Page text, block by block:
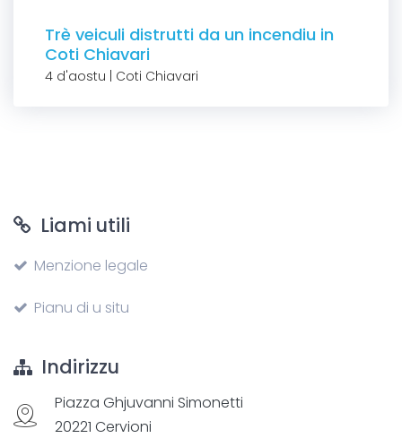
Trè veiculi distrutti da un incendiu in
Coti Chiavari
4 d'aostu | Coti Chiavari
Liami utili
Menzione legale
Pianu di u situ
Indirizzu
Piazza Ghjuvanni Simonetti
20221 Cervioni